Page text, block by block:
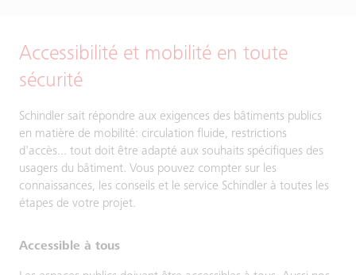
Accessibilité et mobilité en toute
sécurité
Schindler sait répondre aux exigences des bâtiments publics
en matière de mobilité: circulation fluide, restrictions
d'accès... tout doit être adapté aux souhaits spécifiques des
usagers du bâtiment. Vous pouvez compter sur les
connaissances, les conseils et le service Schindler à toutes les
étapes de votre projet.
Accessible à tous